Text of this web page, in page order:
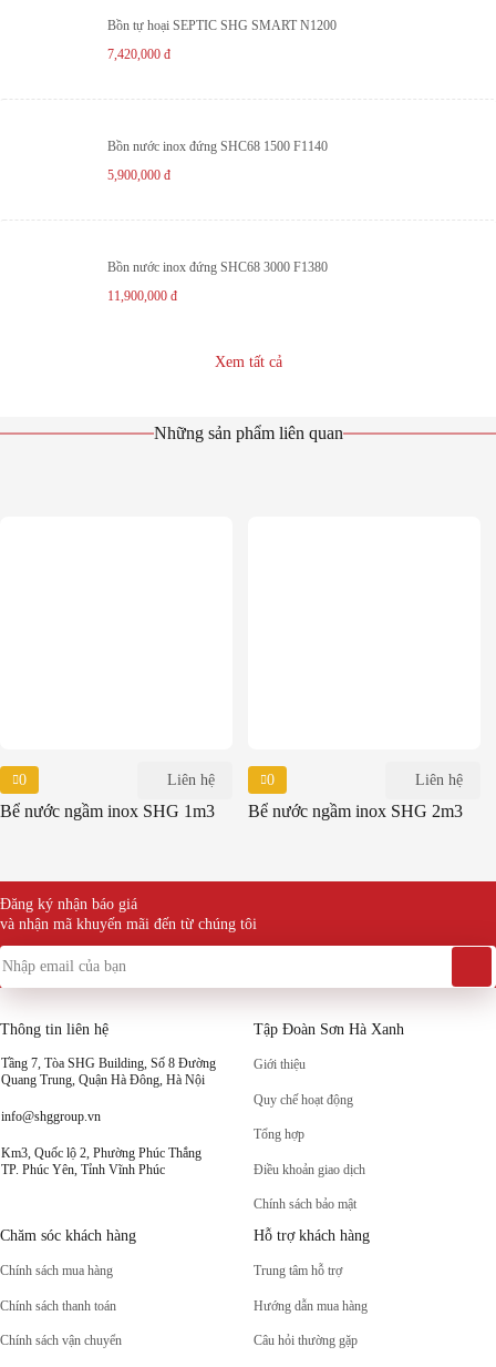
Bồn tự hoại SEPTIC SHG SMART N1200
7,420,000đ
Bồn nước inox đứng SHC68 1500 F1140
5,900,000đ
Bồn nước inox đứng SHC68 3000 F1380
11,900,000đ
Xem tất cả
Những sản phẩm liên quan
0 Liên hệ
Bể nước ngầm inox SHG 1m3
0 Liên hệ
Bể nước ngầm inox SHG 2m3
Đăng ký nhận báo giá
và nhận mã khuyến mãi đến từ chúng tôi
Thông tin liên hệ
Tầng 7, Tòa SHG Building, Số 8 Đường
Quang Trung, Quận Hà Đông, Hà Nội
info@shggroup.vn
Km3, Quốc lộ 2, Phường Phúc Thắng
TP. Phúc Yên, Tỉnh Vĩnh Phúc
Tập Đoàn Sơn Hà Xanh
Giới thiệu
Quy chế hoạt động
Tổng hợp
Điều khoản giao dịch
Chính sách bảo mật
Chăm sóc khách hàng
Chính sách mua hàng
Chính sách thanh toán
Chính sách vận chuyển
Hỗ trợ khách hàng
Trung tâm hỗ trợ
Hướng dẫn mua hàng
Câu hỏi thường gặp